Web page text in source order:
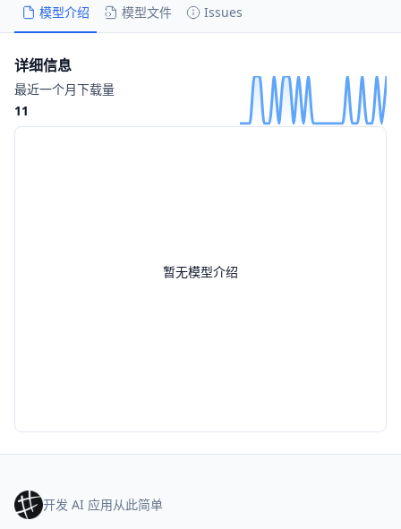
模型介绍 模型文件 Issues
暂无模型介绍
详细信息
最近一个月下载量
11
开发 AI 应用从此简单